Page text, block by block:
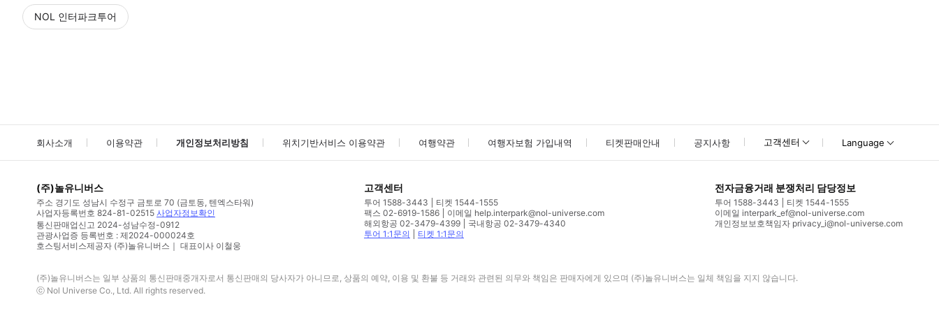
NOL 인터파크투어
회사소개 이용약관 개인정보처리방침 위치기반서비스 이용약관 여행약관 여행자보험 가입내역 티켓판매안내 공지사항 고객센터 Language
(주)놀유니버스
주소 경기도 성남시 수정구 금토로 70 (금토동, 텐엑스타워)
사업자등록번호 824-81-02515 사업자정보확인
통신판매업신고 2024-성남수정-0912
관광사업증 등록번호 : 제2024-000024호
호스팅서비스제공자 (주)놀유니버스｜ 대표이사 이철웅
고객센터
투어 1588-3443
티켓 1544-1555
팩스 02-6919-1586
이메일 help.interpark@nol-universe.com
해외항공 02-3479-4399
국내항공 02-3479-4340
투어 1:1문의
티켓 1:1문의
전자금융거래 분쟁처리 담당정보
투어 1588-3443
티켓 1544-1555
이메일 interpark_ef@nol-universe.com
개인정보보호책임자 privacy_i@nol-universe.com
(주)놀유니버스는 일부 상품의 통신판매중개자로서 통신판매의 당사자가 아니므로, 상품의 예약, 이용 및 환불 등 거래와 관련된 의무와 책임은 판매자에게 있으며 (주)놀유니버스는 일체 책임을 지지 않습니다.
ⓒ Nol Universe Co., Ltd. All rights reserved.